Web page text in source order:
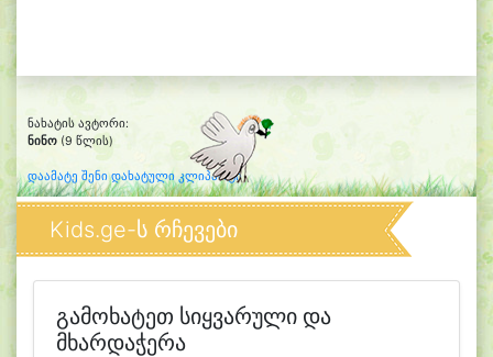
ნახატის ავტორი:
ნინო (9 წლის)
დაამატე შენი დახატული კლიპარტი
Kids.ge-ს რჩევები
გამოხატეთ სიყვარული და
მხარდაჭერა